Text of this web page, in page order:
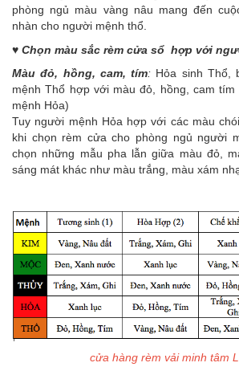
phòng ngủ màu vàng nâu mang đến
nhàn cho người mệnh thổ.
♥ Chọn màu sắc rèm cửa sổ hợp với
Màu đỏ, hồng, cam, tím: Hỏa sinh Thổ,
mệnh Thổ hợp với màu đỏ, hồng, cam
mệnh Hỏa)
Tuy người mệnh Hỏa hợp với các màu
khi chọn rèm cửa cho phòng ngủ người
chọn những mẫu pha lẫn giữa màu đỏ,
sáng mát khác như màu trắng, màu xám
cửa hàng rèm vải minh tâm